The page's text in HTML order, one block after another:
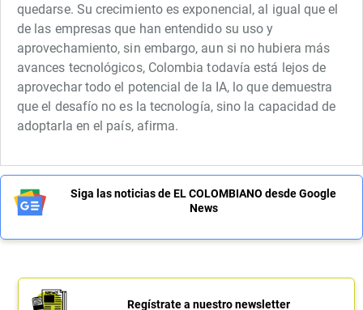
quedarse. Su crecimiento es exponencial, al igual que el
de las empresas que han entendido su uso y
aprovechamiento, sin embargo, aun si no hubiera más
avances tecnológicos, Colombia todavía está lejos de
aprovechar todo el potencial de la IA, lo que demuestra
que el desafío no es la tecnología, sino la capacidad de
adoptarla en el país, afirma.
Siga las noticias de EL COLOMBIANO desde Google
News
Regístrate a nuestro newsletter